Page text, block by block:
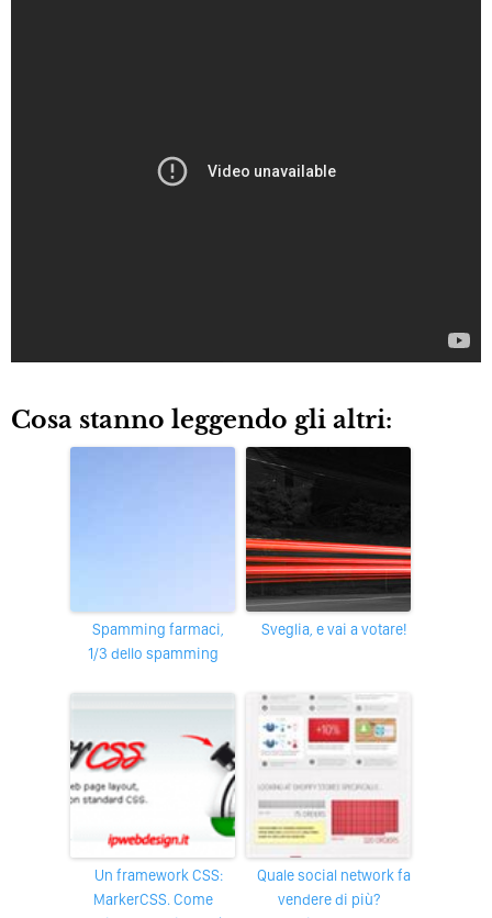
Cosa stanno leggendo gli altri:
Spamming farmaci,
1/3 dello spamming
Sveglia, e vai a votare!
Un framework CSS:
MarkerCSS. Come
Quale social network fa
vendere di più?